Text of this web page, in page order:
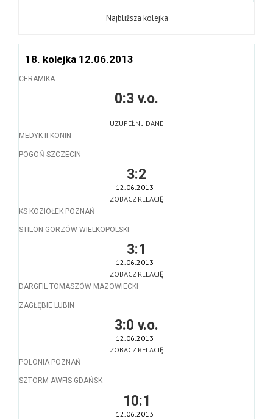
Najbliższa kolejka
18. kolejka 12.06.2013
CERAMIKA
0:3 v.o.
UZUPEŁNIJ DANE
MEDYK II KONIN
POGOŃ SZCZECIN
3:2
12.06.2013
ZOBACZ RELACJĘ
KS KOZIOŁEK POZNAŃ
STILON GORZÓW WIELKOPOLSKI
3:1
12.06.2013
ZOBACZ RELACJĘ
DARGFIL TOMASZÓW MAZOWIECKI
ZAGŁĘBIE LUBIN
3:0 v.o.
12.06.2013
ZOBACZ RELACJĘ
POLONIA POZNAŃ
SZTORM AWFIS GDAŃSK
10:1
12.06.2013